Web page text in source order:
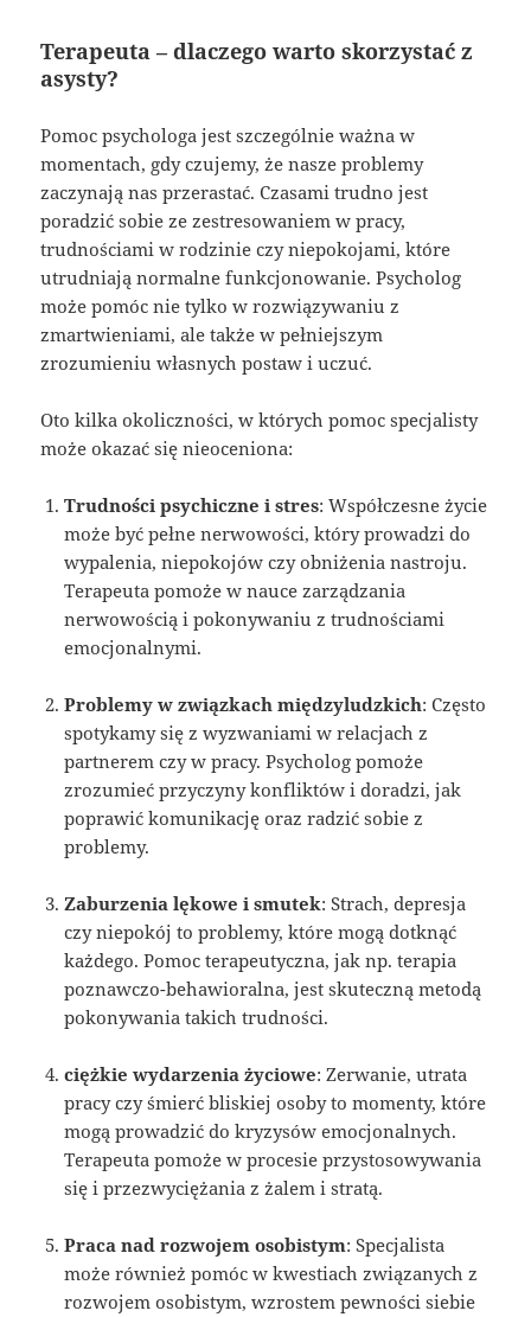
Terapeuta – dlaczego warto skorzystać z
asysty?
Pomoc psychologa jest szczególnie ważna w
momentach, gdy czujemy, że nasze problemy
zaczynają nas przerastać. Czasami trudno jest
poradzić sobie ze zestresowaniem w pracy,
trudnościami w rodzinie czy niepokojami, które
utrudniają normalne funkcjonowanie. Psycholog
może pomóc nie tylko w rozwiązywaniu z
zmartwieniami, ale także w pełniejszym
zrozumieniu własnych postaw i uczuć.
Oto kilka okoliczności, w których pomoc specjalisty
może okazać się nieoceniona:
Trudności psychiczne i stres: Współczesne życie
może być pełne nerwowości, który prowadzi do
wypalenia, niepokojów czy obniżenia nastroju.
Terapeuta pomoże w nauce zarządzania
nerwowością i pokonywaniu z trudnościami
emocjonalnymi.
Problemy w związkach międzyludzkich: Często
spotykamy się z wyzwaniami w relacjach z
partnerem czy w pracy. Psycholog pomoże
zrozumieć przyczyny konfliktów i doradzi, jak
poprawić komunikację oraz radzić sobie z
problemy.
Zaburzenia lękowe i smutek: Strach, depresja
czy niepokój to problemy, które mogą dotknąć
każdego. Pomoc terapeutyczna, jak np. terapia
poznawczo-behawioralna, jest skuteczną metodą
pokonywania takich trudności.
ciężkie wydarzenia życiowe: Zerwanie, utrata
pracy czy śmierć bliskiej osoby to momenty, które
mogą prowadzić do kryzysów emocjonalnych.
Terapeuta pomoże w procesie przystosowywania
się i przezwyciężania z żalem i stratą.
Praca nad rozwojem osobistym: Specjalista
może również pomóc w kwestiach związanych z
rozwojem osobistym, wzrostem pewności siebie